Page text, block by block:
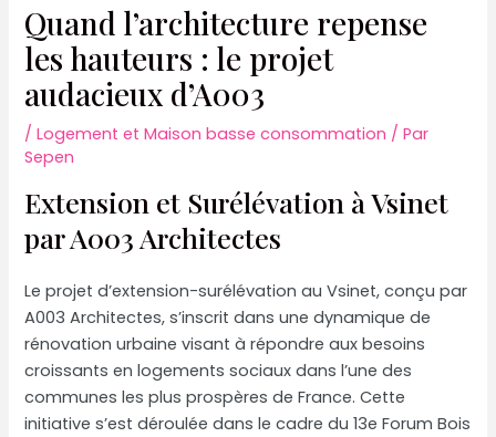
Quand l’architecture repense
les hauteurs : le projet
audacieux d’A003
/Logement et Maison basse consommation / Par
Sepen
Extension et Surélévation à Vsinet
par A003 Architectes
Le projet d’extension-surélévation au Vsinet, conçu par
A003 Architectes, s’inscrit dans une dynamique de
rénovation urbaine visant à répondre aux besoins
croissants en logements sociaux dans l’une des
communes les plus prospères de France. Cette
initiative s’est déroulée dans le cadre du 13e Forum Bois